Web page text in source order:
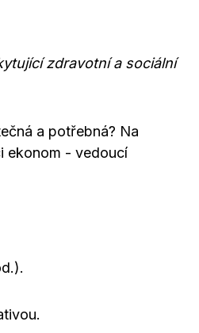
zdravotní a sociální
a potřebná? Na
ekonom - vedoucí